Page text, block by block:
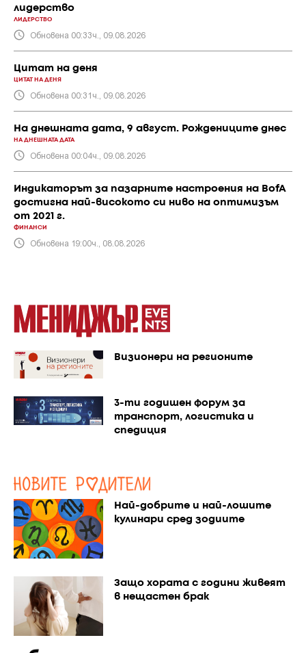
лидерство
ЛИДЕРСТВО
Обновена 00:33ч., 09.08.2026
Цитат на деня
ЦИТАТ НА ДЕНЯ
Обновена 00:31ч., 09.08.2026
На днешната дата, 9 август. Рождениците днес
НА ДНЕШНАТА ДАТА
Обновена 00:04ч., 09.08.2026
Индикаторът за пазарните настроения на BofA
достигна най-високото си ниво на оптимизъм
от 2021 г.
ФИНАНСИ
Обновена 19:00ч., 08.08.2026
Визионери на регионите
3-ти годишен форум за
транспорт, логистика и
спедиция
Най-добрите и най-лошите
кулинари сред зодиите
Защо хората с години живеят
в нещастен брак